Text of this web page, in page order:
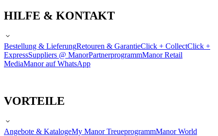
HILFE & KONTAKT
Bestellung & LieferungRetouren & GarantieClick + CollectClick +
ExpressSuppliers @ ManorPartnerprogrammManor Retail
MediaManor auf WhatsApp
VORTEILE
Angebote & KatalogeMy Manor TreueprogrammManor World